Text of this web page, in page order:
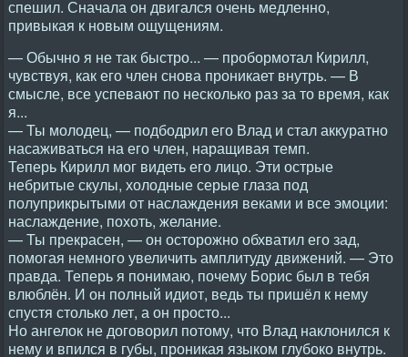
спешил. Сначала он двигался очень медленно,
привыкая к новым ощущениям.
— Обычно я не так быстро... — пробормотал Кирилл,
чувствуя, как его член снова проникает внутрь. — В
смысле, все успевают по несколько раз за то время, как
я...
— Ты молодец, — подбодрил его Влад и стал аккуратно
насаживаться на его член, наращивая темп.
Теперь Кирилл мог видеть его лицо. Эти острые
небритые скулы, холодные серые глаза под
полуприкрытыми от наслаждения веками и все эмоции:
наслаждение, похоть, желание.
— Ты прекрасен, — он осторожно обхватил его зад,
помогая немного увеличить амплитуду движений. — Это
правда. Теперь я понимаю, почему Борис был в тебя
влюблён. И он полный идиот, ведь ты пришёл к нему
спустя столько лет, а он просто...
Но ангелок не договорил потому, что Влад наклонился к
нему и впился в губы, проникая языком глубоко внутрь.